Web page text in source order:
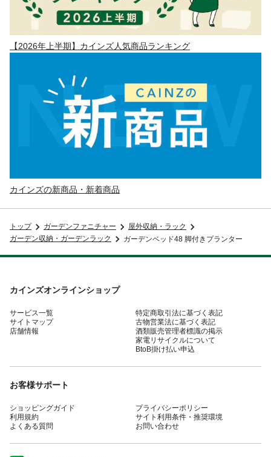
【2026年上半期】カインズ人気商品ランキング
カインズの新商品・新着商品
トップ ガーデンファニチャー
屋外収納・ラック
ガーデン収納・ガーデンラック
ガーデンベッド48 脚付きプランター
カインズオンラインショップ
サービス一覧
サイトマップ
店舗情報
特定商取引法に基づく表記
古物営業法に基づく表記
酒類販売管理者標識の掲示
家電リサイクルについて
BtoB掛け払い申込
お客様サポート
ショッピングガイド
利用規約
よくある質問
プライバシーポリシー
サイト利用条件・推奨環境
お問い合わせ